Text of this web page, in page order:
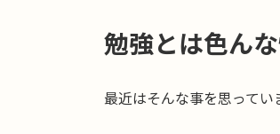
勉強とは色ん
最近はそんな事を思ってい